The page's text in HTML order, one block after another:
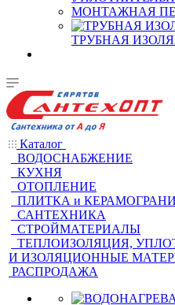
МОНТАЖНАЯ
ТРУБНАЯ
Каталог
ВОДОСНАБЖЕНИЕ
КУХНЯ
ОТОПЛЕНИЕ
ПЛИТКА и
САНТЕХНИКА
СТРОЙМАТЕРИАЛЫ
ТЕПЛОИЗОЛЯЦИЯ,
И ИЗОЛЯЦИОННЫЕ
РАСПРОДАЖА